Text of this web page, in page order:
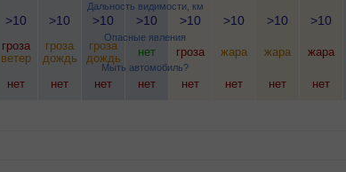
Дальность видимости, км
Опасные явления
Мыть автомобиль?
>10 >10 >10 >10 >10 >10 >10 >10
гроза
ветер
гроза
дождь
гроза
дождь
нет гроза жара жара жара
нет нет нет нет нет нет нет нет